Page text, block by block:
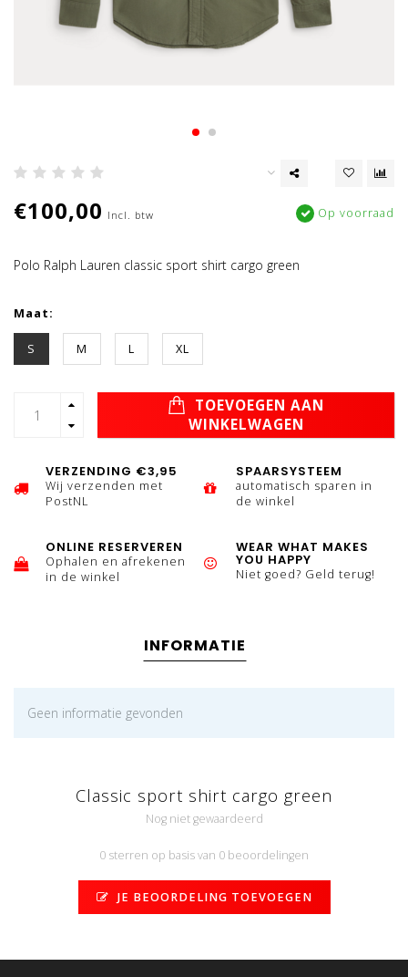
€100,00 Incl. btw Op voorraad
Polo Ralph Lauren classic sport shirt cargo green
Maat:
S M L XL
TOEVOEGEN AAN
WINKELWAGEN
VERZENDING €3,95
Wij verzenden met
PostNL
SPAARSYSTEEM
automatisch sparen in
de winkel
ONLINE RESERVEREN
Ophalen en afrekenen
in de winkel
WEAR WHAT MAKES
YOU HAPPY
Niet goed? Geld terug!
INFORMATIE
Geen informatie gevonden
Classic sport shirt cargo green
Nog niet gewaardeerd
0 sterren op basis van 0 beoordelingen
JE BEOORDELING TOEVOEGEN